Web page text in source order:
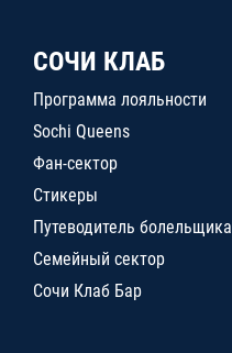
СОЧИ КЛАБ
Программа лояльности
Sochi Queens
Фан-сектор
Стикеры
Путеводитель болельщика
Семейный сектор
Сочи Клаб Бар